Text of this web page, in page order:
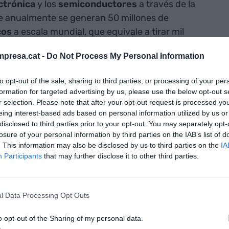
- Do Not Process My Personal Information
opt-out of the sale, sharing to third parties, or processing of your
for targeted advertising by us, please use the below opt-out
selection. Please note that after your opt-out request is processed
interest-based ads based on personal information utilized by us
to third parties prior to your opt-out. You may separately
of your personal information by third parties on the IAB’s list of
This information may also be disclosed by us to third parties on the
Participants that may further disclose it to other third parties.
Data Processing Opt Outs
opt-out of the Sharing of my personal data.
y los semiconductores a través de la
anualmente se generan 50 millones de
a escala mundial, que equivale a tirar mil
creado un
en un 400%, capaz de reciclar los
y observamos que a la hora de fabricar
CircuitBoards, PCB) era muy difícil encontrar
Empresa CarlaGómez , COO y cofundadora de
cuatro ingenieros se pusieron manos a la obra
un robot de soldadura microelectrónica. "Al
componentes soldados y, posteriormente, sale
la fabricación de dispositivos electrónicos",